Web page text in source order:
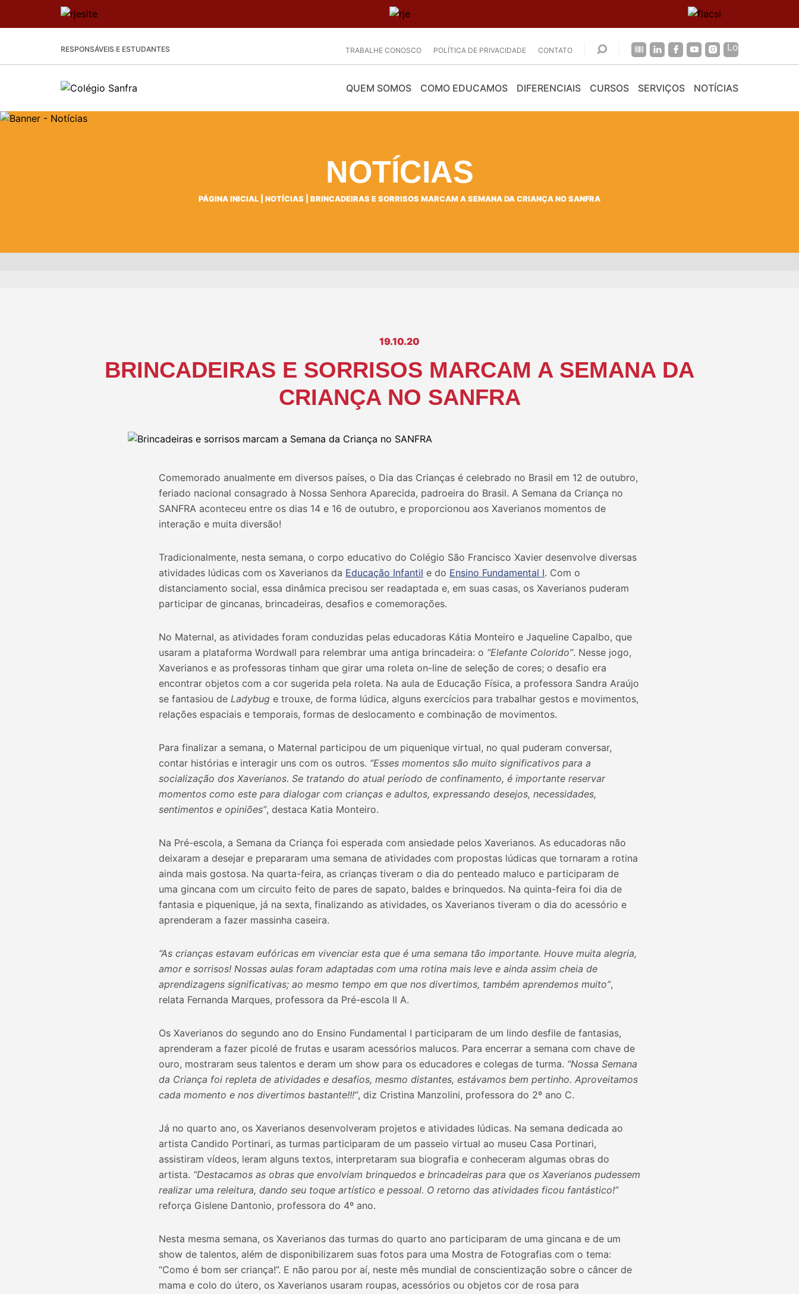
RESPONSÁVEIS E ESTUDANTES TRABALHE CONOSCO POLÍTICA DE PRIVACIDADE CONTATO
QUEM SOMOS COMO EDUCAMOS DIFERENCIAIS CURSOS SERVIÇOS NOTÍCIAS
NOTÍCIAS
PÁGINA INICIAL NOTÍCIAS BRINCADEIRAS E SORRISOS MARCAM A SEMANA DA CRIANÇA NO SANFRA
19.10.20
BRINCADEIRAS E SORRISOS MARCAM A SEMANA DA
CRIANÇA NO SANFRA
Comemorado anualmente em diversos países, o Dia das Crianças é celebrado no Brasil em 12 de outubro,
feriado nacional consagrado à Nossa Senhora Aparecida, padroeira do Brasil. A Semana da Criança no
SANFRA aconteceu entre os dias 14 e 16 de outubro, e proporcionou aos Xaverianos momentos de
interação e muita diversão!
Tradicionalmente, nesta semana, o corpo educativo do Colégio São Francisco Xavier desenvolve diversas
atividades lúdicas com os Xaverianos da Educação Infantil e do Ensino Fundamental I. Com o
distanciamento social, essa dinâmica precisou ser readaptada e, em suas casas, os Xaverianos puderam
participar de gincanas, brincadeiras, desafios e comemorações.
No Maternal, as atividades foram conduzidas pelas educadoras Kátia Monteiro e Jaqueline Capalbo, que
usaram a plataforma Wordwall para relembrar uma antiga brincadeira: o “Elefante Colorido”. Nesse jogo,
Xaverianos e as professoras tinham que girar uma roleta on-line de seleção de cores; o desafio era
encontrar objetos com a cor sugerida pela roleta. Na aula de Educação Física, a professora Sandra Araújo
se fantasiou de Ladybug e trouxe, de forma lúdica, alguns exercícios para trabalhar gestos e movimentos,
relações espaciais e temporais, formas de deslocamento e combinação de movimentos.
Para finalizar a semana, o Maternal participou de um piquenique virtual, no qual puderam conversar,
contar histórias e interagir uns com os outros. “Esses momentos são muito significativos para a
socialização dos Xaverianos. Se tratando do atual período de confinamento, é importante reservar
momentos como este para dialogar com crianças e adultos, expressando desejos, necessidades,
sentimentos e opiniões”, destaca Katia Monteiro.
Na Pré-escola, a Semana da Criança foi esperada com ansiedade pelos Xaverianos. As educadoras não
deixaram a desejar e prepararam uma semana de atividades com propostas lúdicas que tornaram a rotina
ainda mais gostosa. Na quarta-feira, as crianças tiveram o dia do penteado maluco e participaram de
uma gincana com um circuito feito de pares de sapato, baldes e brinquedos. Na quinta-feira foi dia de
fantasia e piquenique, já na sexta, finalizando as atividades, os Xaverianos tiveram o dia do acessório e
aprenderam a fazer massinha caseira.
“As crianças estavam eufóricas em vivenciar esta que é uma semana tão importante. Houve muita alegria,
amor e sorrisos! Nossas aulas foram adaptadas com uma rotina mais leve e ainda assim cheia de
aprendizagens significativas; ao mesmo tempo em que nos divertimos, também aprendemos muito”,
relata Fernanda Marques, professora da Pré-escola II A.
Os Xaverianos do segundo ano do Ensino Fundamental I participaram de um lindo desfile de fantasias,
aprenderam a fazer picolé de frutas e usaram acessórios malucos. Para encerrar a semana com chave de
ouro, mostraram seus talentos e deram um show para os educadores e colegas de turma. “Nossa Semana
da Criança foi repleta de atividades e desafios, mesmo distantes, estávamos bem pertinho. Aproveitamos
cada momento e nos divertimos bastante!!!”, diz Cristina Manzolini, professora do 2º ano C.
Já no quarto ano, os Xaverianos desenvolveram projetos e atividades lúdicas. Na semana dedicada ao
artista Candido Portinari, as turmas participaram de um passeio virtual ao museu Casa Portinari,
assistiram vídeos, leram alguns textos, interpretaram sua biografia e conheceram algumas obras do
artista. “Destacamos as obras que envolviam brinquedos e brincadeiras para que os Xaverianos pudessem
realizar uma releitura, dando seu toque artístico e pessoal. O retorno das atividades ficou fantástico!”
reforça Gislene Dantonio, professora do 4º ano.
Nesta mesma semana, os Xaverianos das turmas do quarto ano participaram de uma gincana e de um
show de talentos, além de disponibilizarem suas fotos para uma Mostra de Fotografias com o tema:
“Como é bom ser criança!”. E não parou por aí, neste mês mundial de conscientização sobre o câncer de
mama e colo do útero, os Xaverianos usaram roupas, acessórios ou objetos cor de rosa para